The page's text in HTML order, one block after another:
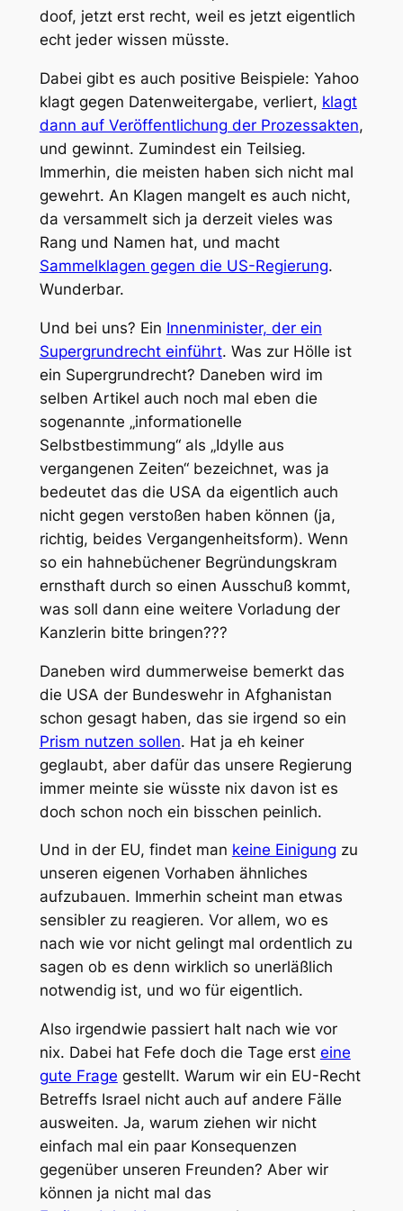
doof, jetzt erst recht, weil es jetzt eigentlich
echt jeder wissen müsste.
Dabei gibt es auch positive Beispiele: Yahoo
klagt gegen Datenweitergabe, verliert, klagt
dann auf Veröffentlichung der Prozessakten,
und gewinnt. Zumindest ein Teilsieg.
Immerhin, die meisten haben sich nicht mal
gewehrt. An Klagen mangelt es auch nicht,
da versammelt sich ja derzeit vieles was
Rang und Namen hat, und macht
Sammelklagen gegen die US-Regierung.
Wunderbar.
Und bei uns? Ein Innenminister, der ein
Supergrundrecht einführt. Was zur Hölle ist
ein Supergrundrecht? Daneben wird im
selben Artikel auch noch mal eben die
sogenannte „informationelle
Selbstbestimmung“ als „Idylle aus
vergangenen Zeiten“ bezeichnet, was ja
bedeutet das die USA da eigentlich auch
nicht gegen verstoßen haben können (ja,
richtig, beides Vergangenheitsform). Wenn
so ein hahnebüchener Begründungskram
ernsthaft durch so einen Ausschuß kommt,
was soll dann eine weitere Vorladung der
Kanzlerin bitte bringen???
Daneben wird dummerweise bemerkt das
die USA der Bundeswehr in Afghanistan
schon gesagt haben, das sie irgend so ein
Prism nutzen sollen. Hat ja eh keiner
geglaubt, aber dafür das unsere Regierung
immer meinte sie wüsste nix davon ist es
doch schon noch ein bisschen peinlich.
Und in der EU, findet man keine Einigung zu
unseren eigenen Vorhaben ähnliches
aufzubauen. Immerhin scheint man etwas
sensibler zu reagieren. Vor allem, wo es
nach wie vor nicht gelingt mal ordentlich zu
sagen ob es denn wirklich so unerläßlich
notwendig ist, und wo für eigentlich.
Also irgendwie passiert halt nach wie vor
nix. Dabei hat Fefe doch die Tage erst eine
gute Frage gestellt. Warum wir ein EU-Recht
Betreffs Israel nicht auch auf andere Fälle
ausweiten. Ja, warum ziehen wir nicht
einfach mal ein paar Konsequenzen
gegenüber unseren Freunden? Aber wir
können ja nicht mal das